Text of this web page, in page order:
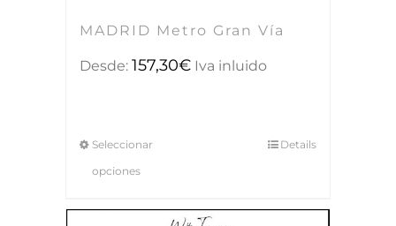
MADRID Metro Gran Vía
Desde: 157,30€ Iva inluido
Seleccionar
opciones
Details